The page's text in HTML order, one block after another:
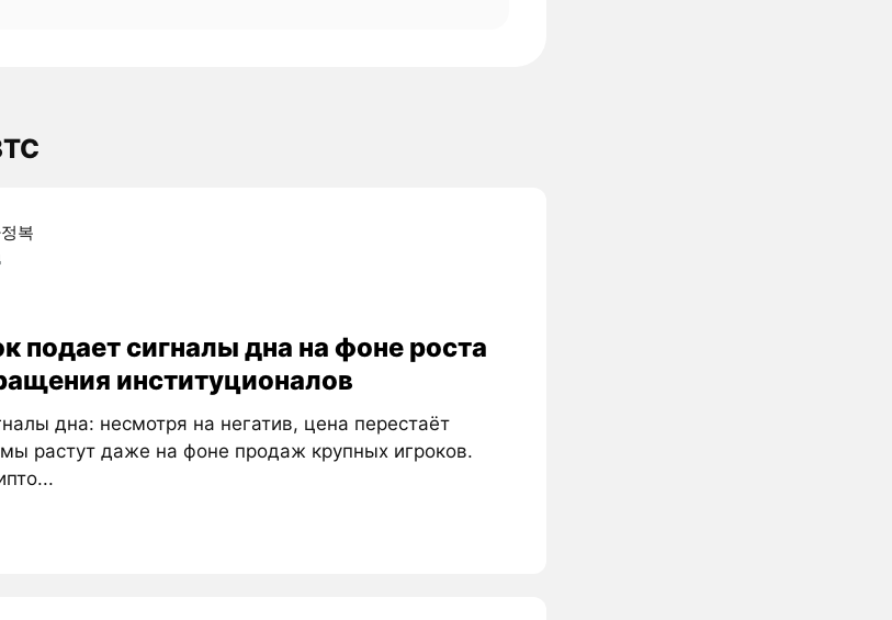
복
подает сигналы дна на фоне роста
институционалов
дна: несмотря на негатив, цена перестаёт
растут даже на фоне продаж крупных игроков.